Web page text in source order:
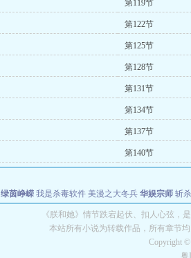
第119节
第122节
第125节
第128节
第131节
第134节
第137节
第140节
绿茵峥嵘 我是杀毒软件 美漫之大冬兵 华娱宗师 斩杀
都市全能巨星 绝对交易 全职武神 位面
《朕和她》情节跌宕起伏、扣人心弦，
本站所有小说为转载作品，所有章节
Copyright ©
粤